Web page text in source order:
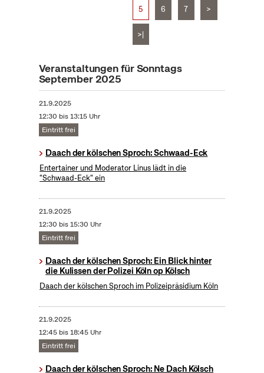
5 6 7 >
>|
Veranstaltungen für Sonntags
September 2025
21.9.2025
12:30 bis 13:15 Uhr
Eintritt frei
Daach der kölschen Sproch: Schwaad-Eck
Entertainer und Moderator Linus lädt in die
"Schwaad-Eck" ein
21.9.2025
12:30 bis 15:30 Uhr
Eintritt frei
Daach der kölschen Sproch: Ein Blick hinter
die Kulissen der Polizei Köln op Kölsch
Daach der kölschen Sproch im Polizeipräsidium Köln
21.9.2025
12:45 bis 18:45 Uhr
Eintritt frei
Daach der kölschen Sproch: Ne Dach Kölsch